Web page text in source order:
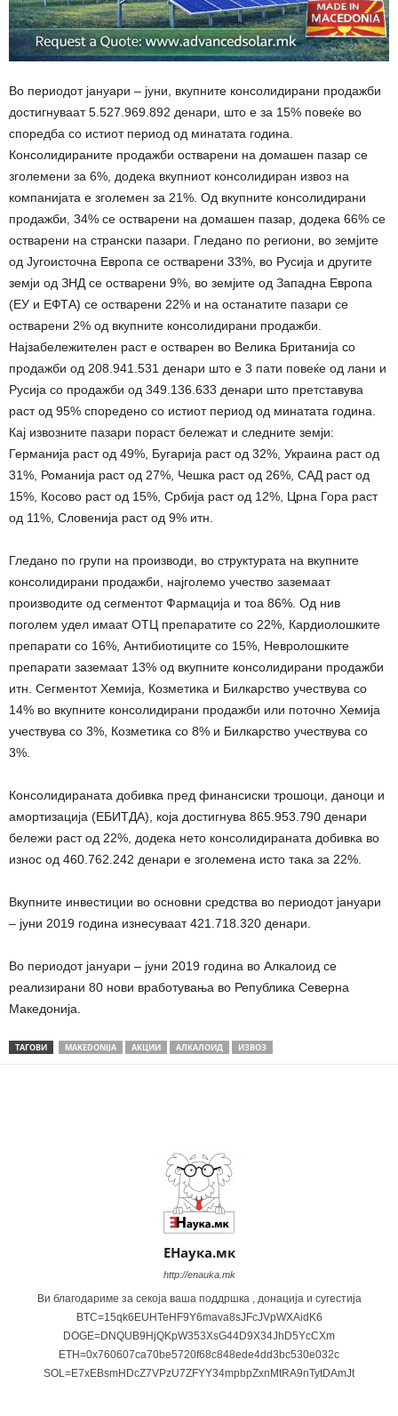
Во периодот јануари – јуни, вкупните консолидирани продажби
достигнуваат 5.527.969.892 денари, што е за 15% повеќе во
споредба со истиот период од минатата година.
Консолидираните продажби остварени на домашен пазар се
зголемени за 6%, додека вкупниот консолидиран извоз на
компанијата е зголемен за 21%. Од вкупните консолидирани
продажби, 34% се остварени на домашен пазар, додека 66% се
остварени на странски пазари. Гледано по региони, во земјите
од Југоисточна Европа се остварени 33%, во Русија и другите
земји од ЗНД се остварени 9%, во земјите од Западна Европа
(ЕУ и ЕФТА) се остварени 22% и на останатите пазари се
остварени 2% од вкупните консолидирани продажби.
Најзабележителен раст е остварен во Велика Британија со
продажби од 208.941.531 денари што е 3 пати повеќе од лани и
Русија со продажби од 349.136.633 денари што претставува
раст од 95% споредено со истиот период од минатата година.
Кај извозните пазари пораст бележат и следните земји:
Германија раст од 49%, Бугарија раст од 32%, Украина раст од
31%, Романија раст од 27%, Чешка раст од 26%, САД раст од
15%, Косово раст од 15%, Србија раст од 12%, Црна Гора раст
од 11%, Словенија раст од 9% итн.
Гледано по групи на производи, во структурата на вкупните
консолидирани продажби, најголемо учество заземаат
производите од сегментот Фармација и тоа 86%. Од нив
поголем удел имаат ОТЦ препаратите со 22%, Кардиолошките
препарати со 16%, Антибиотиците со 15%, Невролошките
препарати заземаат 13% од вкупните консолидирани продажби
итн. Сегментот Хемија, Козметика и Билкарство учествува со
14% во вкупните консолидирани продажби или поточно Хемија
учествува со 3%, Козметика со 8% и Билкарство учествува со
3%.
Консолидираната добивка пред финансиски трошоци, даноци и
амортизација (ЕБИТДА), која достигнува 865.953.790 денари
бележи раст од 22%, додека нето консолидираната добивка во
износ од 460.762.242 денари е зголемена исто така за 22%.
Вкупните инвестиции во основни средства во периодот јануари
– јуни 2019 година изнесуваат 421.718.320 денари.
Во периодот јануари – јуни 2019 година во Алкалоид се
реализирани 80 нови вработувања во Република Северна
Македонија.
ТАГОВИ MAKEDONIJA АКЦИИ АЛКАЛОИД ИЗВОЗ
ЕНаука.мк
http://enauka.mk
Ви благодариме за секоја ваша поддршка , донација и сугестија
BTC=15qk6EUHTeHF9Y6mava8sJFcJVpWXAidK6
DOGE=DNQUB9HjQKpW353XsG44D9X34JhD5YcCXm
ETH=0x760607ca70be5720f68c848ede4dd3bc530e032c
SOL=E7xEBsmHDcZ7VPzU7ZFYY34mpbpZxnMtRA9nTytDAmJt